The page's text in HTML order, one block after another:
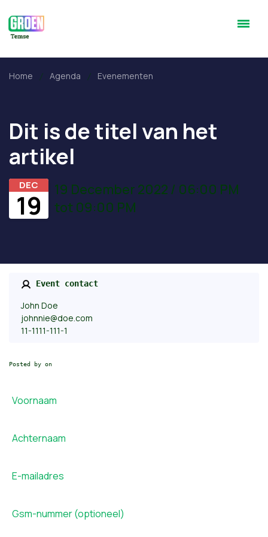
Home Agenda Evenementen
Dit is de titel van het
artikel
DEC
19
19 December 2022 / 06:00 PM
tot 09:00 PM
Event contact
John Doe
johnnie@doe.com
11-1111-111-1
Posted by on
Voornaam
Achternaam
E-mailadres
Gsm-nummer (optioneel)